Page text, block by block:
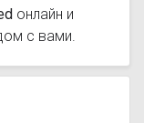
онлайн и
с вами.